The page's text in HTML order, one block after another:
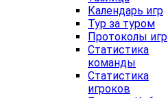
Календарь игр
Тур за туром
Протоколы игр
Статистика
команды
Статистика
игроков